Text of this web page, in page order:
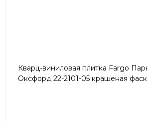
Кварц-виниловая плитка Fargo
Оксфорд 22-2101-05 крашеная